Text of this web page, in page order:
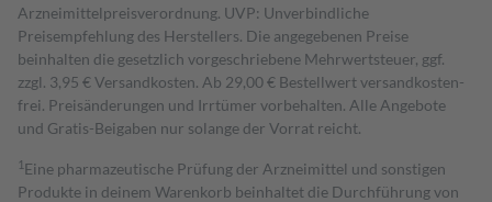
Arzneimittelpreisverordnung. UVP: Unverbindliche
Preisempfehlung des Herstellers. Die angegebenen Preise
beinhalten die gesetzlich vorgeschriebene Mehrwertsteuer, ggf.
zzgl. 3,95 € Versandkosten. Ab 29,00 € Bestell­wert versand­kosten­
frei. Preisänderungen und Irrtümer vorbehalten. Alle Angebote
und Gratis-Beigaben nur solange der Vorrat reicht.
1 Eine pharmazeutische Prüfung der Arzneimittel und sonstigen
Produkte in deinem Warenkorb beinhaltet die Durchführung von